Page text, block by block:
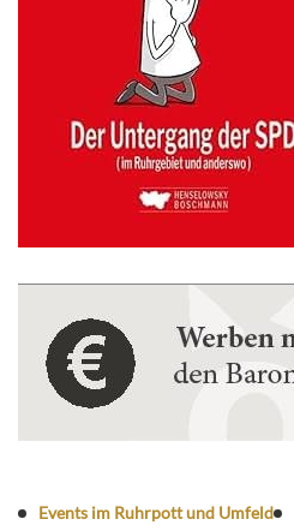
Events im Ruhrpott und Umfeld